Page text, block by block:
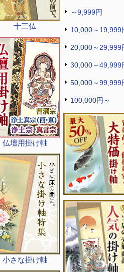
十三仏
仏壇用掛け軸
小さな掛け軸
～9,999円
10,000～19,999
20,000～29,999
30,000～49,999
50,000～99,999
100,000円～